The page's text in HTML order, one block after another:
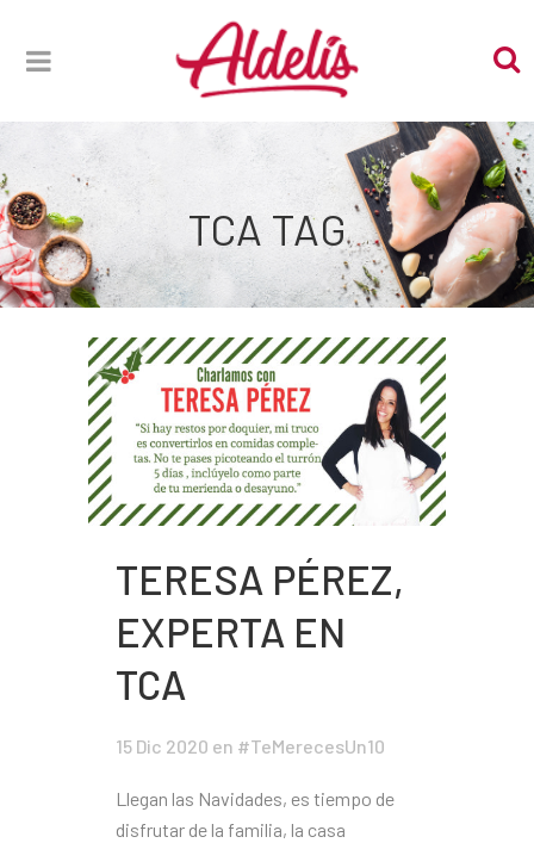
TCA TAG
TERESA PÉREZ,
EXPERTA EN
TCA
15 Dic 2020 en #TeMerecesUn10
Llegan las Navidades, es tiempo de
disfrutar de la familia, la casa